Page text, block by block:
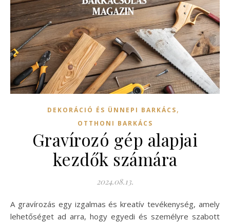
DEKORÁCIÓ ÉS ÜNNEPI BARKÁCS,
OTTHONI BARKÁCS
Gravírozó gép alapjai
kezdők számára
2024.08.13.
A gravírozás egy izgalmas és kreatív tevékenység, amely
lehetőséget ad arra, hogy egyedi és személyre szabott